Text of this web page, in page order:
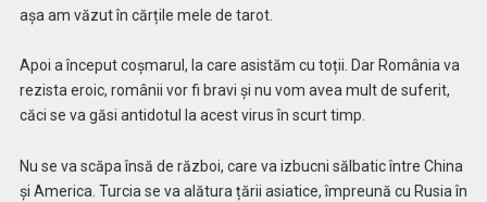
așa am văzut în cărțile mele de tarot.
Apoi a început coșmarul, la care asistăm cu toții. Dar România va
rezista eroic, românii vor fi bravi și nu vom avea mult de suferit,
căci se va găsi antidotul la acest virus în scurt timp.
Nu se va scăpa însă de război, care va izbucni sălbatic între China
și America. Turcia se va alătura țării asiatice, împreună cu Rusia în